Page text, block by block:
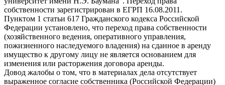
собственности зарегистрирован в ЕГРП 16.08.2011.
Пунктом 1 статьи 617 Гражданского кодекса Российской
Федерации установлено, что переход права собственности
(хозяйственного ведения, оперативного управления,
пожизненного наследуемого владения) на сданное в аренду
имущество к другому лицу не является основанием для
изменения или расторжения договора аренды.
Довод жалобы о том, что в материалах дела отсутствует
выраженное согласие собственника (Российской Федерации)